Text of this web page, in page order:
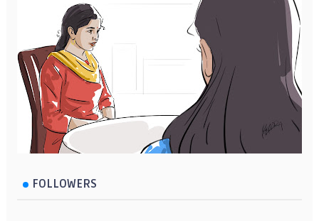
FOLLOWERS